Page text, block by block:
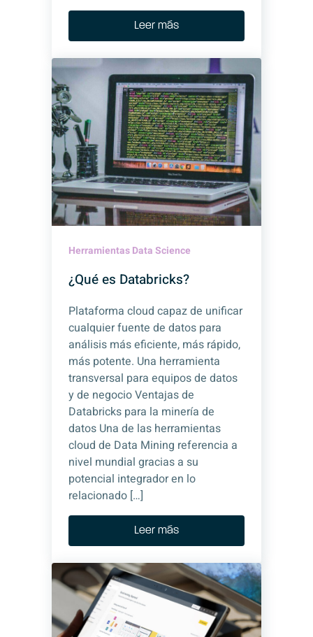
Leer más
Herramientas Data Science
¿Qué es Databricks?
Plataforma cloud capaz de unificar
cualquier fuente de datos para
análisis más eficiente, más rápido,
más potente. Una herramienta
transversal para equipos de datos
y de negocio Ventajas de
Databricks para la minería de
datos Una de las herramientas
cloud de Data Mining referencia a
nivel mundial gracias a su
potencial integrador en lo
relacionado […]
Leer más